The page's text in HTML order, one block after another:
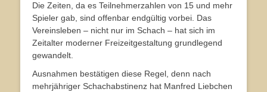
Die Zeiten, da es Teilnehmerzahlen von 15 und mehr
Spieler gab, sind offenbar endgültig vorbei. Das
Vereinsleben – nicht nur im Schach – hat sich im
Zeitalter moderner Freizeitgestaltung grundlegend
gewandelt.
Ausnahmen bestätigen diese Regel, denn nach
mehrjähriger Schachabstinenz hat Manfred Liebchen